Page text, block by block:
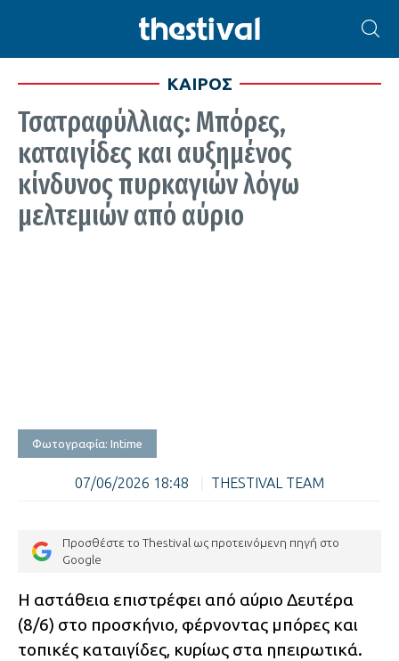
ΚΑΙΡΟΣ
Τσατραφύλλιας: Μπόρες,
καταιγίδες και αυξημένος
κίνδυνος πυρκαγιών λόγω
μελτεμιών από αύριο
Φωτογραφία: Intime
07/06/2026 18:48 THESTIVAL TEAM
Προσθέστε το Thestival ως προτεινόμενη πηγή στο
Google
Η αστάθεια επιστρέφει από αύριο Δευτέρα
(8/6) στο προσκήνιο, φέρνοντας μπόρες και
τοπικές καταιγίδες, κυρίως στα ηπειρωτικά.